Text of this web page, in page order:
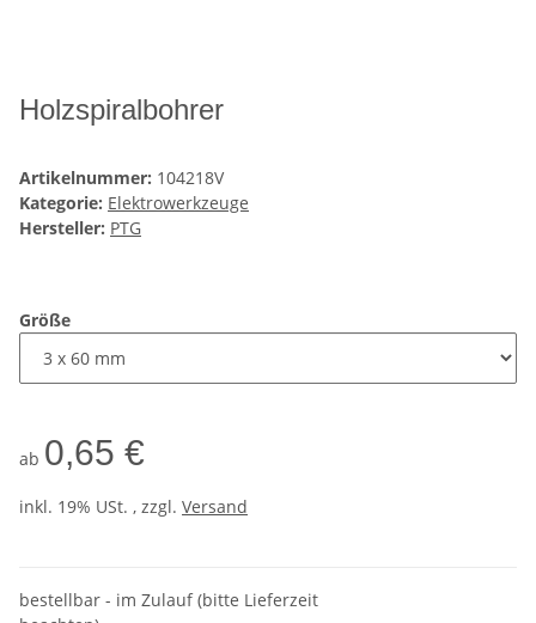
Holzspiralbohrer
Artikelnummer: 104218V
Kategorie: Elektrowerkzeuge
Hersteller: PTG
Größe
ab 0,65 €
inkl. 19% USt. , zzgl. Versand
bestellbar - im Zulauf (bitte Lieferzeit